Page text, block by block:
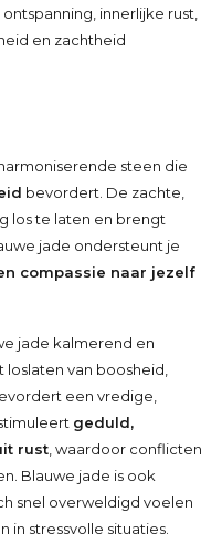
ontspanning, innerlijke rust,
en zachtheid
steen die
bevordert. De zachte,
los te laten en brengt
jade ondersteunt je
compassie naar jezelf
jade kalmerend en
van boosheid,
een vredige,
geduld,
rust , waardoor conflicten
Blauwe jade is ook
snel overweldigd voelen
stressvolle situaties.